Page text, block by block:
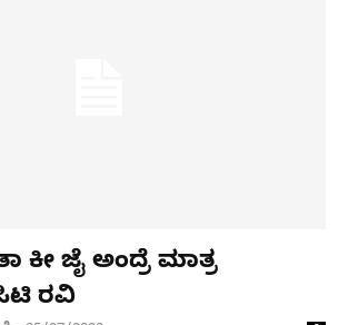
ಕೀ ಜೈ ಅಂದ್ರೆ ಮಾತ್ರ
ರವಿ